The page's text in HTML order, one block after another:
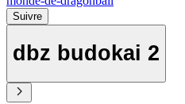
Suivre
dbz budokai 2